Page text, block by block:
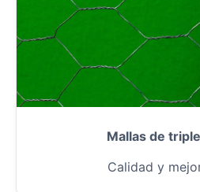
Mallas de
Calidad y